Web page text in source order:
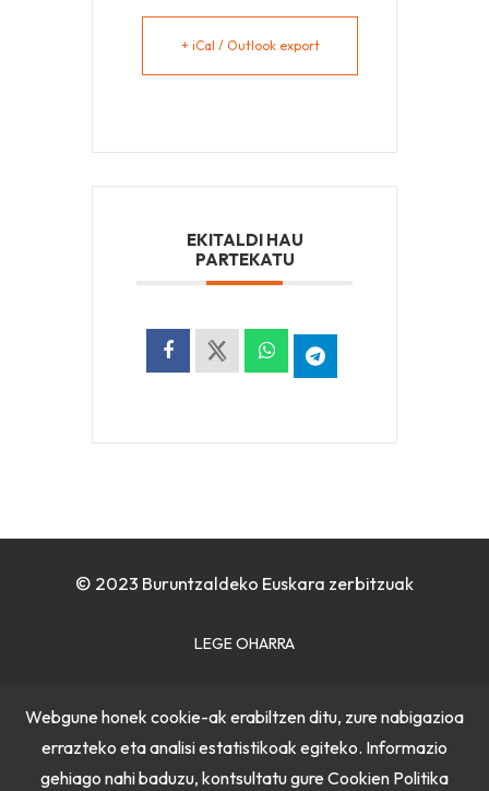
+ iCal / Outlook export
EKITALDI HAU
PARTEKATU
© 2023 Buruntzaldeko Euskara zerbitzuak
LEGE OHARRA
PRIBATUTASUN POLITIKA
Webgune honek cookie-ak erabiltzen ditu, zure nabigazioa
errazteko eta analisi estatistikoak egiteko. Informazio
gehiago nahi baduzu, kontsultatu gure Cookien Politika